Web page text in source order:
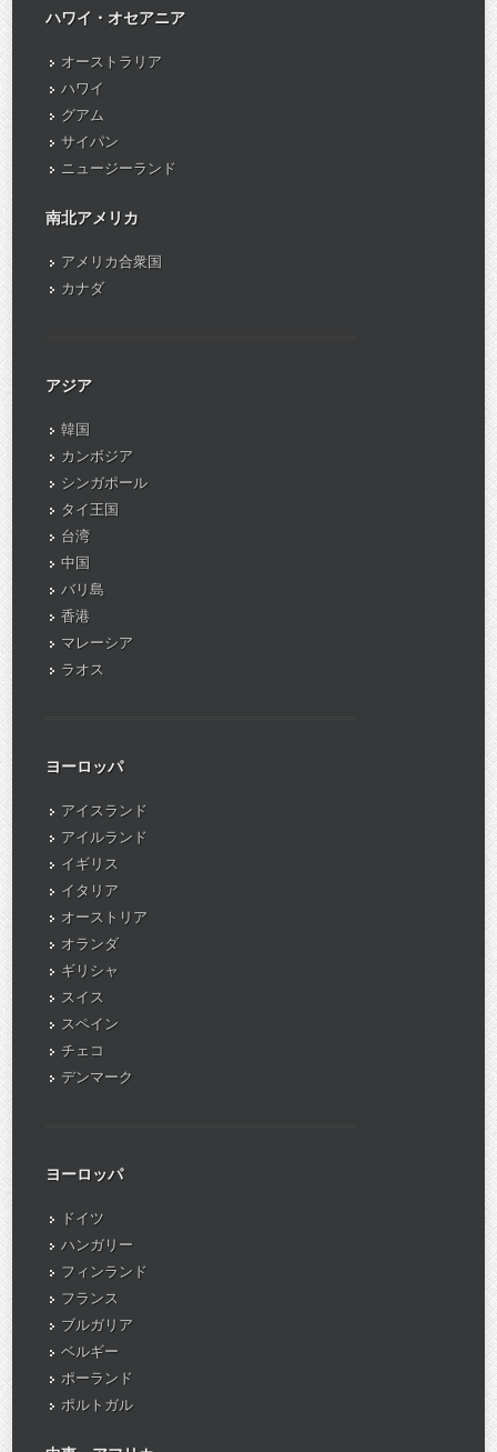
ハワイ・オセアニア
オーストラリア
ハワイ
グアム
サイパン
ニュージーランド
南北アメリカ
アメリカ合衆国
カナダ
アジア
韓国
カンボジア
シンガポール
タイ王国
台湾
中国
バリ島
香港
マレーシア
ラオス
ヨーロッパ
アイスランド
アイルランド
イギリス
イタリア
オーストリア
オランダ
ギリシャ
スイス
スペイン
チェコ
デンマーク
ヨーロッパ
ドイツ
ハンガリー
フィンランド
フランス
ブルガリア
ベルギー
ポーランド
ポルトガル